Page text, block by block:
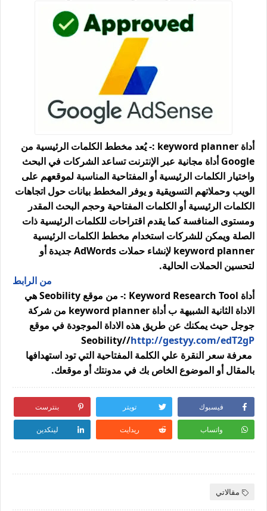
لتحسين الحملات الحالية.
من الرابط
Seobility//http://gestyy.com/edT2gP
بالمقال أو الموضوع الخاص بك في مدونتك أو موقعك.
فيسبوك تويتر بنترست
واتساب ريدايت لينكدين
مقالاتي